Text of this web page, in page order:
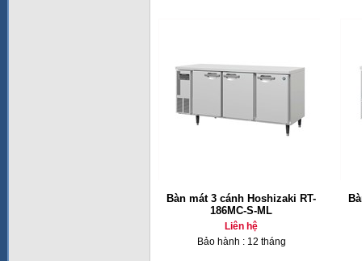
Bàn mát 3 cánh Hoshizaki RT-
186MC-S-ML
Liên hệ
Bảo hành : 12 tháng